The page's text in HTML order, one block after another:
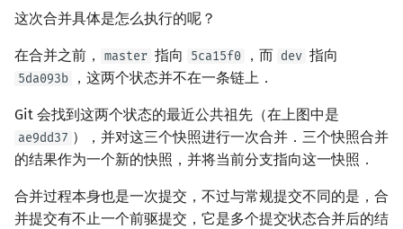
这次合并具体是怎么执行的呢？
在合并之前， master 指向 5ca15f0 ，而 dev 指向
5da093b ，这两个状态并不在一条链上．
Git 会找到这两个状态的最近公共祖先（在上图中是
ae9dd37 ），并对这三个快照进行一次合并．三个快照合并
的结果作为一个新的快照，并将当前分支指向这一快照．
合并过程本身也是一次提交，不过与常规提交不同的是，合
并提交有不止一个前驱提交，它是多个提交状态合并后的结